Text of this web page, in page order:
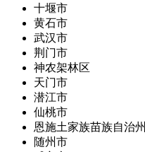
十堰市
黄石市
武汉市
荆门市
神农架林区
天门市
潜江市
仙桃市
恩施土家族苗族自治州
随州市